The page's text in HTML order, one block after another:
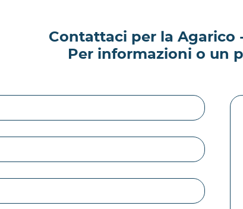
Contattaci per la Agarico
Per informazioni o un